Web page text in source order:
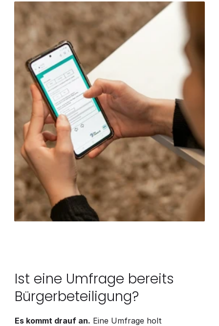
Ist eine Umfrage bereits
Bürgerbeteiligung?
Es kommt drauf an. Eine Umfrage holt